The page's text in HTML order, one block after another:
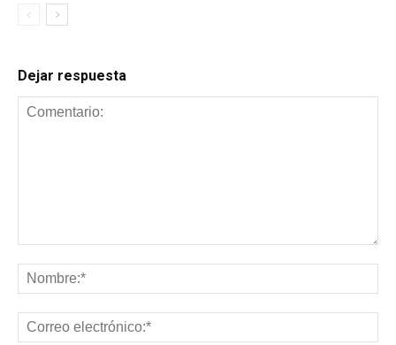
Dejar respuesta